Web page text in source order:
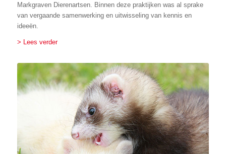
Markgraven Dierenartsen. Binnen deze praktijken was al sprake
van vergaande samenwerking en uitwisseling van kennis en
ideeën.
> Lees verder